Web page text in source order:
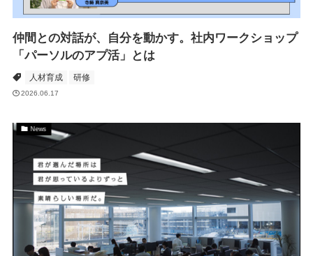
仲間との対話が、自分を動かす。社内ワークショップ
「パーソルのアプ活」とは
人材育成 研修
2026.06.17
News